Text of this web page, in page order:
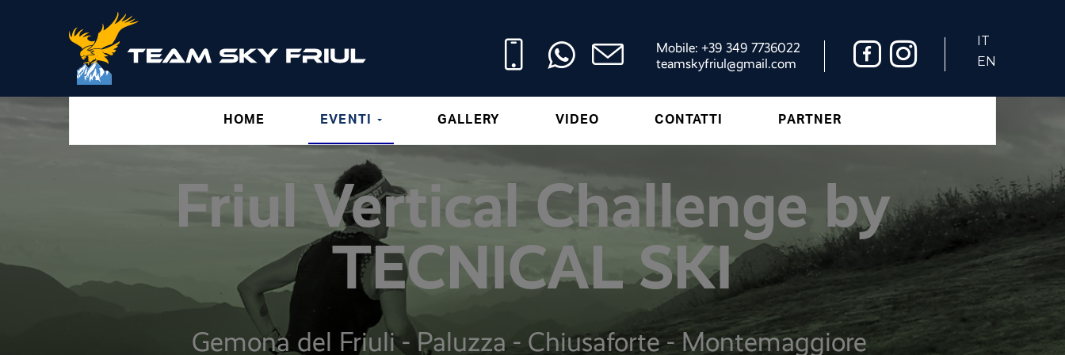
Mobile: +39 349 7736022
teamskyfriul@gmail.com
IT
EN
HOME EVENTI GALLERY VIDEO CONTATTI PARTNER
Friul Vertical Challenge by
TECNICAL SKI
Gemona del Friuli - Paluzza - Chiusaforte - Montemaggiore